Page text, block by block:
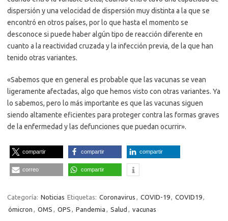
dispersión y una velocidad de dispersión muy distinta a la que se
encontró en otros países, por lo que hasta el momento se
desconoce si puede haber algún tipo de reacción diferente en
cuanto a la reactividad cruzada y la infección previa, de la que han
tenido otras variantes.
«Sabemos que en general es probable que las vacunas se vean
ligeramente afectadas, algo que hemos visto con otras variantes. Ya
lo sabemos, pero lo más importante es que las vacunas siguen
siendo altamente eficientes para proteger contra las formas graves
de la enfermedad y las defunciones que puedan ocurrir».
compartir compartir compartir
correo compartir
Categoría: Noticias Etiquetas: Coronavirus , COVID-19, COVID19,
ómicron , OMS , OPS , Pandemia , Salud , vacunas